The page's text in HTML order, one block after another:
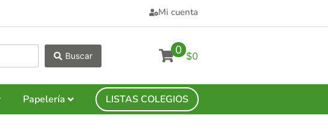
Mi cuenta
Buscar 0 $0
Papelería LISTAS COLEGIOS